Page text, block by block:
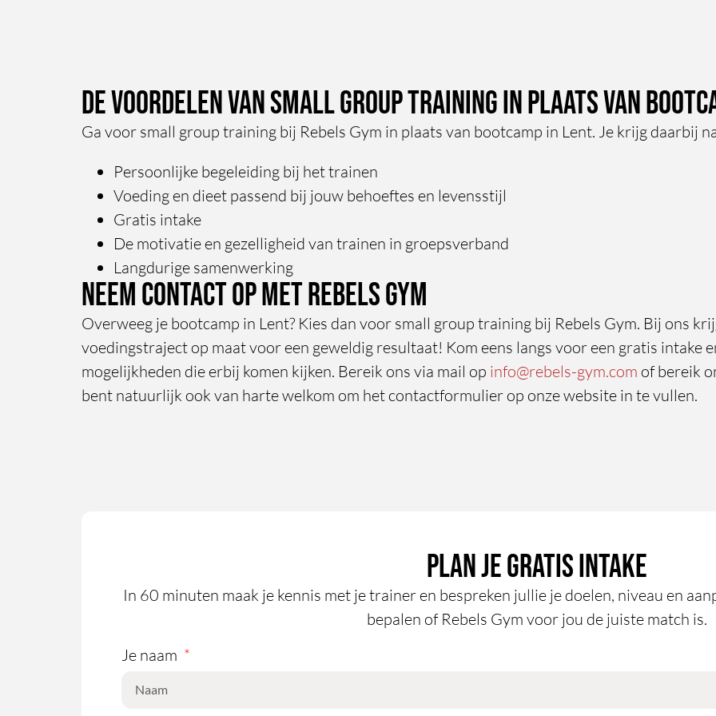
De voordelen van small group training in plaats van
Ga voor small group training bij Rebels Gym in plaats van bootcamp in Lent. Je krijg daarbij
Persoonlijke begeleiding bij het trainen
Voeding en dieet passend bij jouw behoeftes en levensstijl
Gratis intake
De motivatie en gezelligheid van trainen in groepsverband
Langdurige samenwerking
Neem contact op met Rebels Gym
Overweeg je bootcamp in Lent? Kies dan voor small group training bij Rebels Gym. Bij ons
voedingstraject op maat voor een geweldig resultaat! Kom eens langs voor een gratis intake
mogelijkheden die erbij komen kijken. Bereik ons via mail op ​​ info@rebels-gym.com of bereik
bent natuurlijk ook van harte welkom om het contactformulier op onze website in te vullen.
Plan je gratis intake
In 60 minuten maak je kennis met je trainer en bespreken jullie je doelen, niveau en
bepalen of Rebels Gym voor jou de juiste match is.
Je naam